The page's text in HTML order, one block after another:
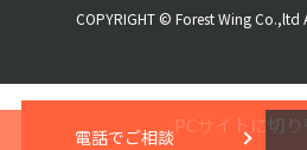
電話でご相談
COPYRIGHT © Forest Wing Co.,ltd
PCサイトに切